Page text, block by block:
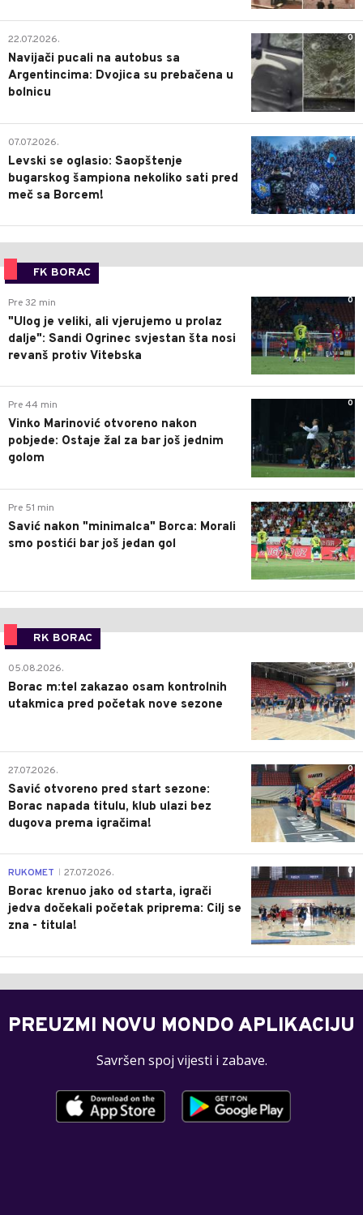
0
22.07.2026.
Navijači pucali na autobus sa
Argentincima: Dvojica su prebačena u
bolnicu
1
07.07.2026.
Levski se oglasio: Saopštenje
bugarskog šampiona nekoliko sati pred
meč sa Borcem!
FK BORAC
0
Pre 32 min
"Ulog je veliki, ali vjerujemo u prolaz
dalje": Sandi Ogrinec svjestan šta nosi
revanš protiv Vitebska
0
Pre 44 min
Vinko Marinović otvoreno nakon
pobjede: Ostaje žal za bar još jednim
golom
0
Pre 51 min
Savić nakon "minimalca" Borca: Morali
smo postići bar još jedan gol
RK BORAC
0
05.08.2026.
Borac m:tel zakazao osam kontrolnih
utakmica pred početak nove sezone
0
27.07.2026.
Savić otvoreno pred start sezone:
Borac napada titulu, klub ulazi bez
dugova prema igračima!
0
RUKOMET 27.07.2026.
Borac krenuo jako od starta, igrači
jedva dočekali početak priprema: Cilj se
zna - titula!
PREUZMI NOVU MONDO APLIKACIJU
Savršen spoj vijesti i zabave.